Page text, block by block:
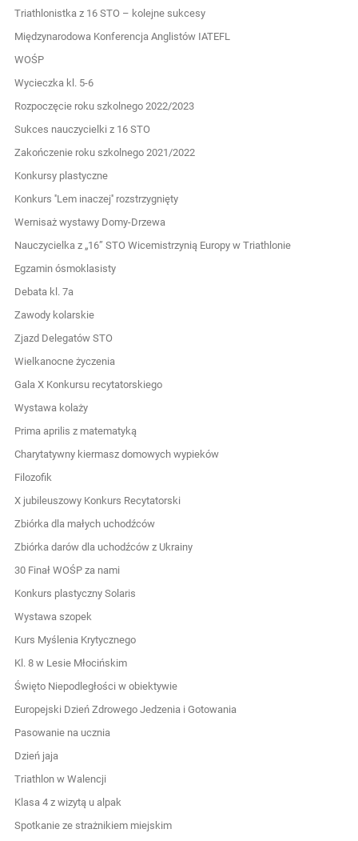
Triathlonistka z 16 STO – kolejne sukcesy
Międzynarodowa Konferencja Anglistów IATEFL
WOŚP
Wycieczka kl. 5-6
Rozpoczęcie roku szkolnego 2022/2023
Sukces nauczycielki z 16 STO
Zakończenie roku szkolnego 2021/2022
Konkursy plastyczne
Konkurs ''Lem inaczej'' rozstrzygnięty
Wernisaż wystawy Domy-Drzewa
Nauczycielka z „16” STO Wicemistrzynią Europy w Triathlonie
Egzamin ósmoklasisty
Debata kl. 7a
Zawody kolarskie
Zjazd Delegatów STO
Wielkanocne życzenia
Gala X Konkursu recytatorskiego
Wystawa kolaży
Prima aprilis z matematyką
Charytatywny kiermasz domowych wypieków
Filozofik
X jubileuszowy Konkurs Recytatorski
Zbiórka dla małych uchodźców
Zbiórka darów dla uchodźców z Ukrainy
30 Finał WOŚP za nami
Konkurs plastyczny Solaris
Wystawa szopek
Kurs Myślenia Krytycznego
Kl. 8 w Lesie Młocińskim
Święto Niepodległości w obiektywie
Europejski Dzień Zdrowego Jedzenia i Gotowania
Pasowanie na ucznia
Dzień jaja
Triathlon w Walencji
Klasa 4 z wizytą u alpak
Spotkanie ze strażnikiem miejskim